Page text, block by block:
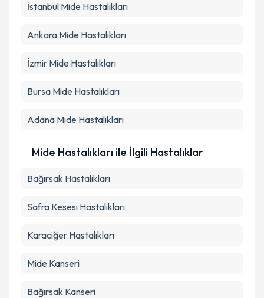
İstanbul Mide Hastalıkları
Ankara Mide Hastalıkları
İzmir Mide Hastalıkları
Bursa Mide Hastalıkları
Adana Mide Hastalıkları
Mide Hastalıkları ile İlgili Hastalıklar
Bağırsak Hastalıkları
Safra Kesesi Hastalıkları
Karaciğer Hastalıkları
Mide Kanseri
Bağırsak Kanseri